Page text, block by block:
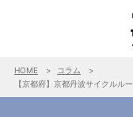
HOME
コラム
【京都府】京都丹波サイクルル